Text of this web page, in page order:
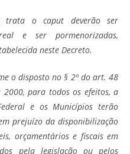
trata o caput deverão ser
e ser pormenorizadas,
neste Decreto.
o disposto no § 2º do art. 48
2000, para todos os efeitos, a
e os Municípios terão
prejuízo da disponibilização
orçamentários e fiscais em
pela legislação ou pelos